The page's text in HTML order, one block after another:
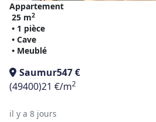
Appartement
25 m2
• 1 pièce
• Cave
• Meublé
Saumur547 €
(49400)21 €/m2
il y a 8 jours